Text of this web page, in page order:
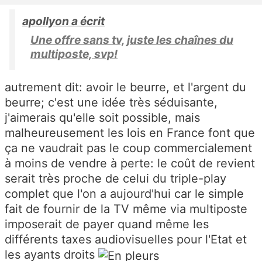
apollyon a écrit
Une offre sans tv, juste les chaînes du
multiposte, svp!
autrement dit: avoir le beurre, et l'argent du
beurre; c'est une idée très séduisante,
j'aimerais qu'elle soit possible, mais
malheureusement les lois en France font que
ça ne vaudrait pas le coup commercialement
à moins de vendre à perte: le coût de revient
serait très proche de celui du triple-play
complet que l'on a aujourd'hui car le simple
fait de fournir de la TV même via multiposte
imposerait de payer quand même les
différents taxes audiovisuelles pour l'Etat et
les ayants droits